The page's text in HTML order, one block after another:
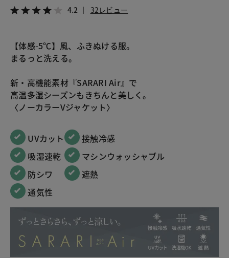
4.2 32レビュー
【体感-5℃】風、ふきぬける服。
まるっと洗える。
新・高機能素材『SARARI Air』で
高温多湿シーズンもきちんと美しく。
〈ノーカラーVジャケット〉
UVカット
吸湿速乾
防シワ
通気性
接触冷感
マシンウォッシャブル
遮熱
LINE X